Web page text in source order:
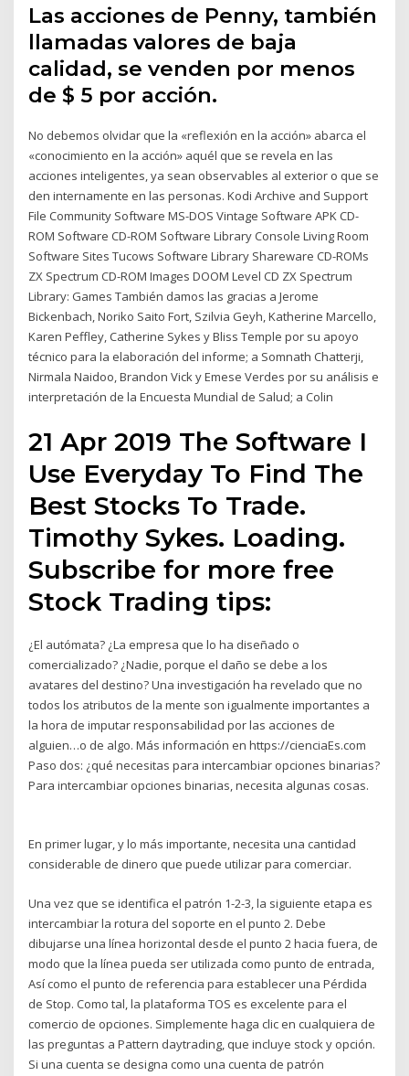
Las acciones de Penny, también
llamadas valores de baja
calidad, se venden por menos
de $ 5 por acción.
No debemos olvidar que la «reflexión en la acción» abarca el
«conocimiento en la acción» aquél que se revela en las
acciones inteligentes, ya sean observables al exterior o que se
den internamente en las personas. Kodi Archive and Support
File Community Software MS-DOS Vintage Software APK CD-
ROM Software CD-ROM Software Library Console Living Room
Software Sites Tucows Software Library Shareware CD-ROMs
ZX Spectrum CD-ROM Images DOOM Level CD ZX Spectrum
Library: Games También damos las gracias a Jerome
Bickenbach, Noriko Saito Fort, Szilvia Geyh, Katherine Marcello,
Karen Peffley, Catherine Sykes y Bliss Temple por su apoyo
técnico para la elaboración del informe; a Somnath Chatterji,
Nirmala Naidoo, Brandon Vick y Emese Verdes por su análisis e
interpretación de la Encuesta Mundial de Salud; a Colin
21 Apr 2019 The Software I
Use Everyday To Find The
Best Stocks To Trade.
Timothy Sykes. Loading.
Subscribe for more free
Stock Trading tips:
¿El autómata? ¿La empresa que lo ha diseñado o
comercializado? ¿Nadie, porque el daño se debe a los
avatares del destino? Una investigación ha revelado que no
todos los atributos de la mente son igualmente importantes a
la hora de imputar responsabilidad por las acciones de
alguien…o de algo. Más información en https://cienciaEs.com
Paso dos: ¿qué necesitas para intercambiar opciones binarias?
Para intercambiar opciones binarias, necesita algunas cosas.
En primer lugar, y lo más importante, necesita una cantidad
considerable de dinero que puede utilizar para comerciar.
Una vez que se identifica el patrón 1-2-3, la siguiente etapa es
intercambiar la rotura del soporte en el punto 2. Debe
dibujarse una línea horizontal desde el punto 2 hacia fuera, de
modo que la línea pueda ser utilizada como punto de entrada,
Así como el punto de referencia para establecer una Pérdida
de Stop. Como tal, la plataforma TOS es excelente para el
comercio de opciones. Simplemente haga clic en cualquiera de
las preguntas a Pattern daytrading, que incluye stock y opción.
Si una cuenta se designa como una cuenta de patrón